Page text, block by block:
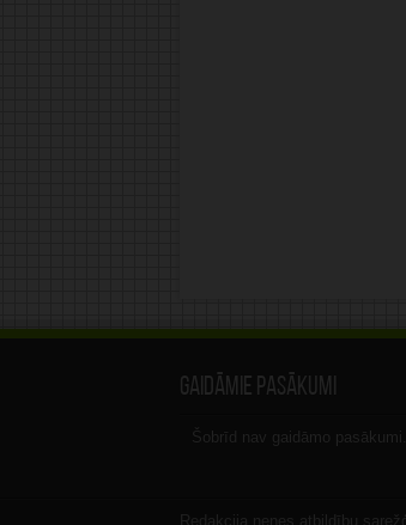
Gaidāmie pasākumi
Šobrīd nav gaidāmo pasākumi.
Redakcija nenes atbildību